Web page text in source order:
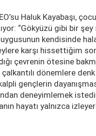
Haluk Kayabaşı,
“Gökyüzü gibi bir
kendisinde
karşı hissettiğim
çevrenin ötesine
çalkantılı dönemlere
gençlerin
deneyimlemek
hayatı yalnızca